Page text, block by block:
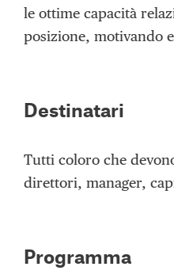
le ottime capacità
posizione, motivando
Destinatari
Tutti coloro che
direttori, manager,
Programma